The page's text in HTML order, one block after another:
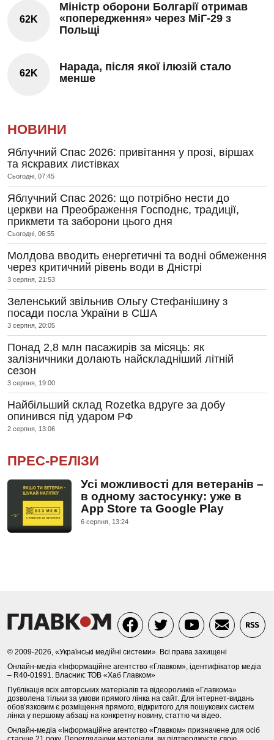
62K
Міністр оборони Болгарії отримав
«попередження» через МіГ-29 з
Польщі
62K
Нарада, після якої ілюзій стало
менше
НОВИНИ
Яблучний Спас 2026: привітання у прозі, віршах
та яскравих листівках
Сьогодні, 07:45
Яблучний Спас 2026: що потрібно нести до
церкви на Преображення Господнє, традиції,
прикмети та заборони цього дня
Сьогодні, 06:55
Молдова вводить енергетичні та водні обмеження
через критичний рівень води в Дністрі
3 серпня, 21:53
Зеленський звільнив Ольгу Стефанішину з
посади посла України в США
3 серпня, 20:05
Понад 2,8 млн пасажирів за місяць: як
залізничники долають найскладніший літній
сезон
3 серпня, 19:00
Найбільший склад Rozetka вдруге за добу
опинився під ударом РФ
2 серпня, 13:06
ПРЕС-РЕЛІЗИ
Усі можливості для ветеранів –
в одному застосунку: уже в
App Store та Google Play
6 серпня, 13:24
© 2009-2026, «Українські медійні системи». Всі права захищені
Онлайн-медіа «Інформаційне агентство «Главком», ідентифікатор медіа
– R40-01991. Власник: ТОВ «Хаб Главком»
Публікація всіх авторських матеріалів та відеороликів «Главкома»
дозволена тільки за умови прямого лінка на сайт. Для інтернет-видань
обов’язковим є розміщення прямого, відкритого для пошукових систем
лінка у першому абзаці на конкретну новину, статтю чи відео.
Онлайн-медіа «Інформаційне агентство «Главком» призначене для осіб